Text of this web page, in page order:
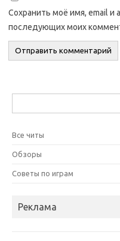
Сохранить моё имя, email и
последующих моих
Все читы
Обзоры
Советы по играм
Реклама